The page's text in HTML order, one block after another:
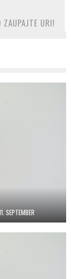
URI!
SEPTEMBER